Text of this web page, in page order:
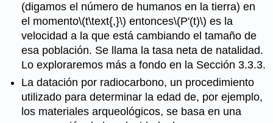
(digamos el número de humanos en la tierra) en
el momento\(t\text{,}\) entonces\(P'(t)\) es la
velocidad a la que está cambiando el tamaño de
esa población. Se llama la tasa neta de natalidad.
Lo exploraremos más a fondo en la Sección 3.3.3.
La datación por radiocarbono, un procedimiento
utilizado para determinar la edad de, por ejemplo,
los materiales arqueológicos, se basa en una